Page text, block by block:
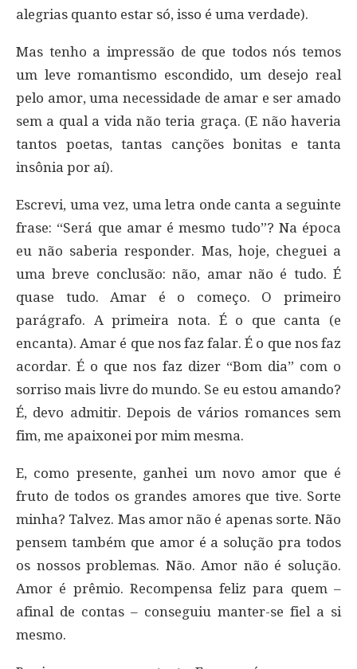
alegrias quanto estar só, isso é uma verdade).
Mas tenho a impressão de que todos nós temos
um leve romantismo escondido, um desejo real
pelo amor, uma necessidade de amar e ser amado
sem a qual a vida não teria graça. (E não haveria
tantos poetas, tantas canções bonitas e tanta
insônia por aí).
Escrevi, uma vez, uma letra onde canta a seguinte
frase: “Será que amar é mesmo tudo”? Na época
eu não saberia responder. Mas, hoje, cheguei a
uma breve conclusão: não, amar não é tudo. É
quase tudo. Amar é o começo. O primeiro
parágrafo. A primeira nota. É o que canta (e
encanta). Amar é que nos faz falar. É o que nos faz
acordar. É o que nos faz dizer “Bom dia” com o
sorriso mais livre do mundo. Se eu estou amando?
É, devo admitir. Depois de vários romances sem
fim, me apaixonei por mim mesma.
E, como presente, ganhei um novo amor que é
fruto de todos os grandes amores que tive. Sorte
minha? Talvez. Mas amor não é apenas sorte. Não
pensem também que amor é a solução pra todos
os nossos problemas. Não. Amor não é solução.
Amor é prêmio. Recompensa feliz para quem –
afinal de contas – conseguiu manter-se fiel a si
mesmo.